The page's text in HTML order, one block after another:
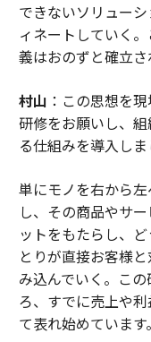
できないソリュー
ィネートしていく
義はおのずと確立さ
村山 ：この思想を
研修をお願いし、
る仕組みを導入しま
単にモノを右から
し、その商品やサ
ットをもたらし、
とりが直接お客様
み込んでいく。こ
ろ、すでに売上や
て表れ始めています。